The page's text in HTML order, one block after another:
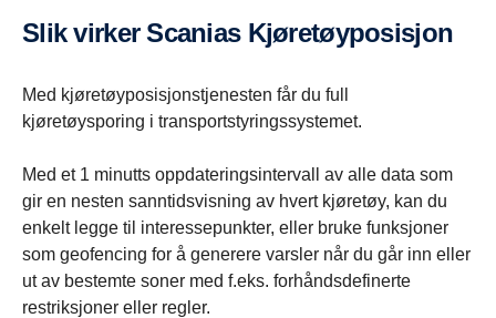
Slik virker Scanias Kjøretøyposisjon
Med kjøretøyposisjonstjenesten får du full
kjøretøysporing i transportstyringssystemet.
Med et 1 minutts oppdateringsintervall av alle data som
gir en nesten sanntidsvisning av hvert kjøretøy, kan du
enkelt legge til interessepunkter, eller bruke funksjoner
som geofencing for å generere varsler når du går inn eller
ut av bestemte soner med f.eks. forhåndsdefinerte
restriksjoner eller regler.